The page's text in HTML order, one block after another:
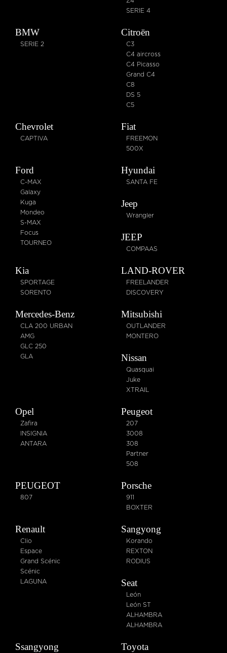
SERIE 4
BMW
SERIE 2
Citroën
C3
C4 aircross
C4 Picasso
Grand C4
C8
DS 5
C5
Chevrolet
CAPTIVA
Fiat
FREEMON
500X
Ford
C-MAX
Galaxy
Kuga
Mondeo
S-MAX
Focus
TOURNEO
Hyundai
SANTA FE
Jeep
Wrangler
JEEP
COMPAAS
Kia
SPORTAGE
SORENTO
LAND-ROVER
FREELANDER
DISCOVERY
Mercedes-Benz
CLA 200 URBAN
AMG
GLC 250
GLA
Mitsubishi
OUTLANDER
MONTERO
Nissan
Quasquai
Juke
XTRAIL
Opel
Zafira
INSIGNIA
ANTARA
Peugeot
207
3008
308
Partner
508
PEUGEOT
807
Porsche
911
BOXTER
Renault
Clio
Espace
Grand Scénic
Scénic
LAGUNA
Sangyong
Korando
REXTON
RODIUS
Seat
León
León ST
ALHAMBRA
ALHAMBRA
Ssangyong Toyota